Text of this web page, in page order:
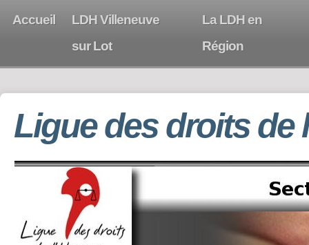
Accueil
LDH Villeneuve
sur Lot
La LDH en
Région
Ligue des droits de